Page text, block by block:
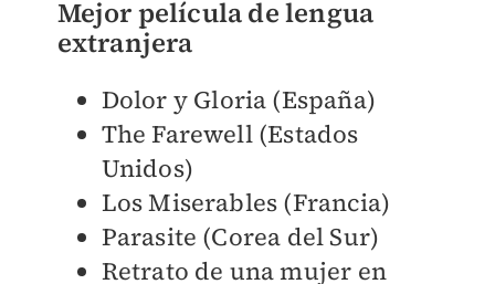
Mejor película de lengua
extranjera
Dolor y Gloria (España)
The Farewell (Estados
Unidos)
Los Miserables (Francia)
Parasite (Corea del Sur)
Retrato de una mujer en